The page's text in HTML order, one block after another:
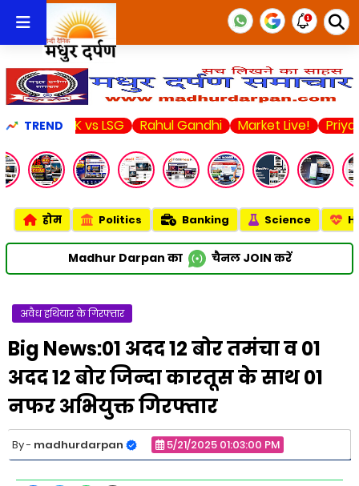
TREND
CSK vs LSG Rahul Gandhi Market Live! Priyanka
होम Politics Banking Science
Madhur Darpan का चैनल JOIN करें
अवैध हथियार के गिरफ्तार
Big News:01 अदद 12 बोर तमंचा व 01
अदद 12 बोर जिन्दा कारतूस के साथ 01
नफर अभियुक्त गिरफ्तार
madhurdarpan 5/21/2025 01:03:00 PM